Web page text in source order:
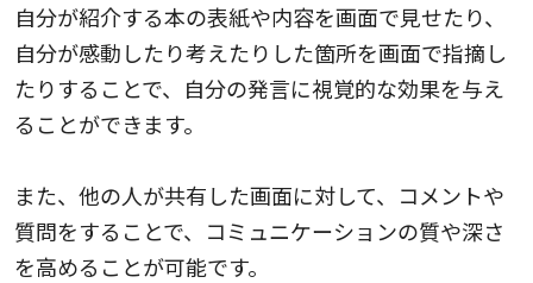
自分が紹介する本の表紙や内容を画面で見せたり、
自分が感動したり考えたりした箇所を画面で指摘し
たりすることで、自分の発言に視覚的な効果を与え
ることができます。
また、他の人が共有した画面に対して、コメントや
質問をすることで、コミュニケーションの質や深さ
を高めることが可能です。